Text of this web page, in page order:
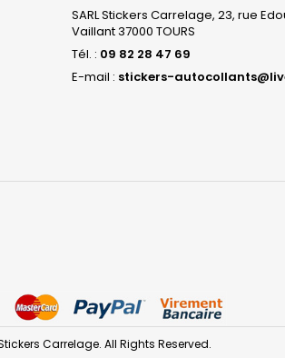
Carrelage. All Rights Reserved.
SARL Stickers Carrelage, 23, rue
Vaillant 37000 TOURS
Tél. : 09 82 28 47 69
E-mail : stickers-